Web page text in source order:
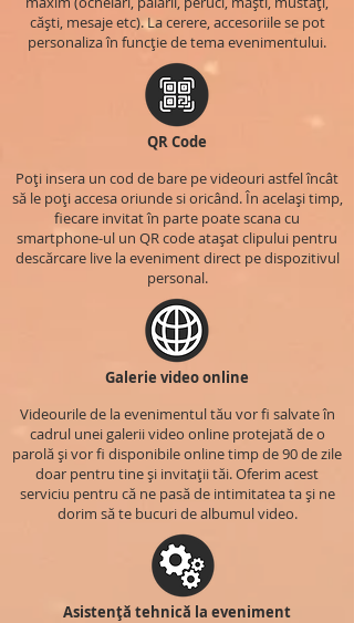
căști, mesaje etc). La cerere, accesoriile se pot
personaliza în funcție de tema evenimentului.
QR Code
Poți insera un cod de bare pe videouri astfel încât
să le poți accesa oriunde si oricând. În același timp,
fiecare invitat în parte poate scana cu
smartphone-ul un QR code atașat clipului pentru
descărcare live la eveniment direct pe dispozitivul
personal.
Galerie video online
Videourile de la evenimentul tău vor fi salvate în
cadrul unei galerii video online protejată de o
parolă și vor fi disponibile online timp de 90 de zile
doar pentru tine și invitații tăi. Oferim acest
serviciu pentru că ne pasă de intimitatea ta și ne
dorim să te bucuri de albumul video.
Asistență tehnică la eveniment